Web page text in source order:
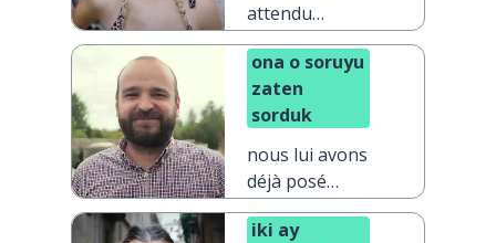
attendu
pendant deux
semaines
ona o soruyu
zaten
sorduk
nous lui avons
déjà posé
cette question
iki ay